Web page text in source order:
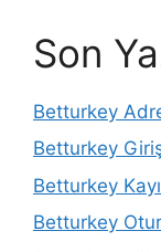
Son
Betturkey
Betturkey
Betturkey
Betturkey